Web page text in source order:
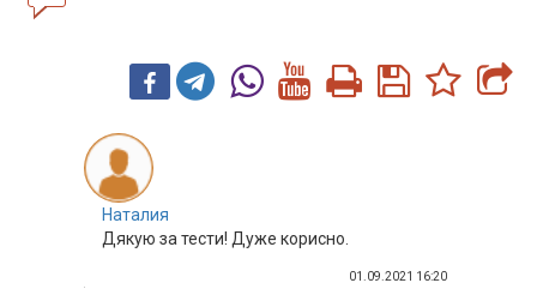
Наталия
Дякую за тести! Дуже корисно.
01.09.2021 16:20